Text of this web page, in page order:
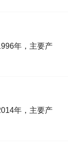
年，主要产
年，主要产